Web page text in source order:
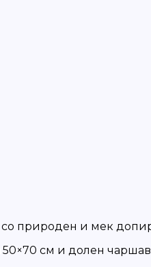
со природен и мек
50×70 см и долен